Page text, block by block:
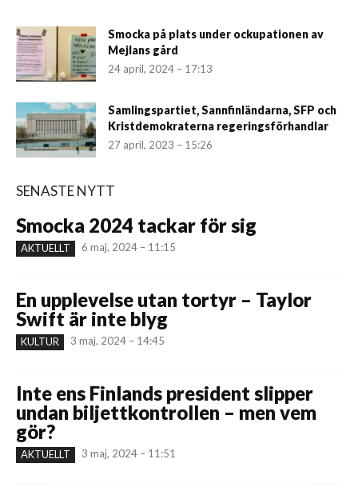
Smocka på plats under ockupationen av
Mejlans gård
24 april, 2024 – 17:13
Samlingspartiet, Sannfinländarna, SFP och
Kristdemokraterna regeringsförhandlar
27 april, 2023 – 15:26
SENASTE NYTT
Smocka 2024 tackar för sig
AKTUELLT 6 maj, 2024 – 11:15
En upplevelse utan tortyr – Taylor
Swift är inte blyg
KULTUR 3 maj, 2024 – 14:45
Inte ens Finlands president slipper
undan biljettkontrollen – men vem
gör?
AKTUELLT 3 maj, 2024 – 11:51